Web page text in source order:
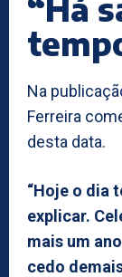
“Há
Na
Ferreira
desta data.
“Hoje o dia
explicar.
mais um
cedo